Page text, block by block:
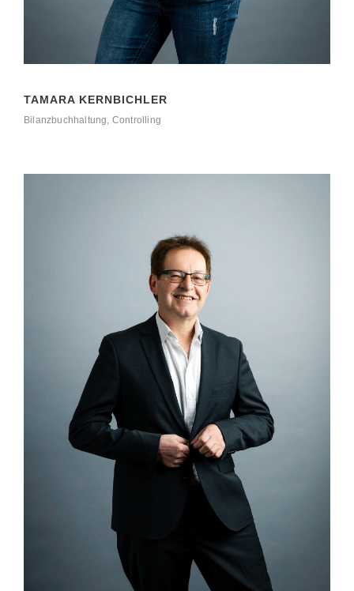
TAMARA KERNBICHLER
Bilanzbuchhaltung, Controlling